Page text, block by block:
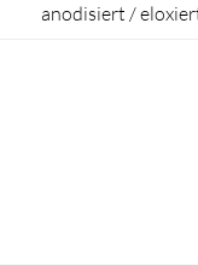
anodisiert /